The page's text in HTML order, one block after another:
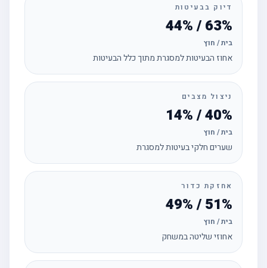
דיוק בבעיטות
63% / 44%
בית / חוץ
אחוז הבעיטות למסגרת מתוך כלל הבעיטות
ניצול מצבים
40% / 14%
בית / חוץ
שערים חלקי בעיטות למסגרת
אחזקת כדור
51% / 49%
בית / חוץ
אחוזי שליטה במשחק